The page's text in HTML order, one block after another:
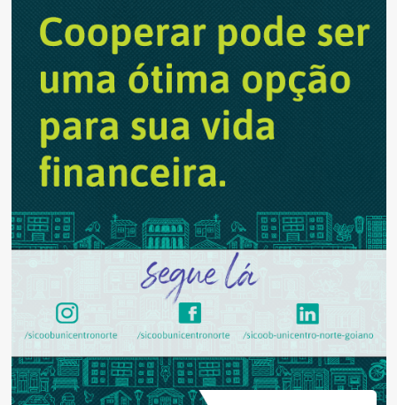
Especialistas
analisam
inundações